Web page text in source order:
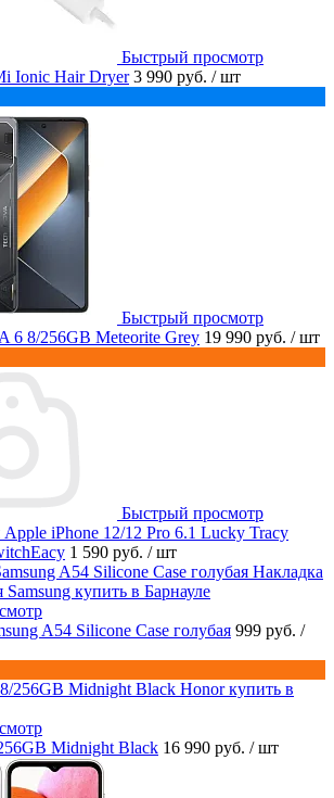
Быстрый просмотр
Ionic Hair Dryer 3 990 руб. / шт
Быстрый просмотр
6 8/256GB Meteorite Grey 19 990 руб. / шт
Быстрый просмотр
Apple iPhone 12/12 Pro 6.1 Lucky Tracy
1 590 руб. / шт
A54 Silicone Case голубая 999 руб. /
Midnight Black 16 990 руб. / шт